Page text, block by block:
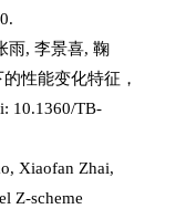
雨, 李景喜, 鞠
性能变化特征，
10.1360/TB-
Xiaofan Zhai,
Z-scheme